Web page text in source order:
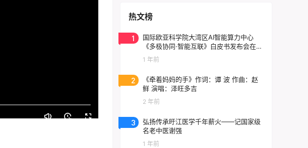
热文榜
1
国际欧亚科学院大湾区AI智能算力中心
《多极协同·智能互联》白皮书发布会在东
莞云计算中心举行
1 年前
2
《牵着妈妈的手》作词：谭 波 作曲：赵
鲜 演唱：泽旺多吉
2 年前
3
弘扬传承旴江医学千年薪火——记国家级
名老中医谢强
1 年前